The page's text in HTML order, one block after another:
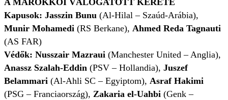
A MAROKKÓI VÁLOGATOTT KERETE
Kapusok: Jasszin Bunu (Al-Hilal – Szaúd-Arábia),
Munir Mohamedi (RS Berkane), Ahmed Reda Tagnauti
(AS FAR)
Védők: Nusszair Mazraui (Manchester United – Anglia),
Anassz Szalah-Eddin (PSV – Hollandia), Juszef
Belammari (Al-Ahli SC – Egyiptom), Asraf Hakimi
(PSG – Franciaország), Zakaria el-Uahbi (Genk –